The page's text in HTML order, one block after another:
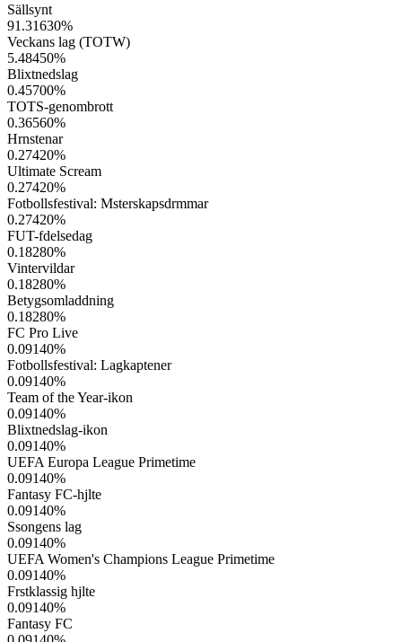
Sällsynt
91.31630%
Veckans lag (TOTW)
5.48450%
Blixtnedslag
0.45700%
TOTS-genombrott
0.36560%
Hrnstenar
0.27420%
Ultimate Scream
0.27420%
Fotbollsfestival: Msterskapsdrmmar
0.27420%
FUT-fdelsedag
0.18280%
Vintervildar
0.18280%
Betygsomladdning
0.18280%
FC Pro Live
0.09140%
Fotbollsfestival: Lagkaptener
0.09140%
Team of the Year-ikon
0.09140%
Blixtnedslag-ikon
0.09140%
UEFA Europa League Primetime
0.09140%
Fantasy FC-hjlte
0.09140%
Ssongens lag
0.09140%
UEFA Women's Champions League Primetime
0.09140%
Frstklassig hjlte
0.09140%
Fantasy FC